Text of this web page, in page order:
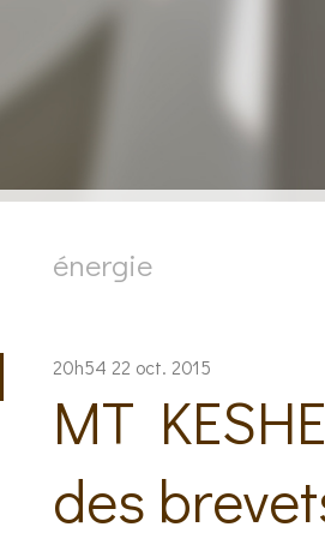
énergie
20h54 22 oct. 2015
MT
des